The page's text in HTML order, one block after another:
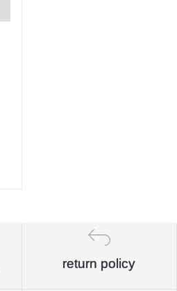
return policy